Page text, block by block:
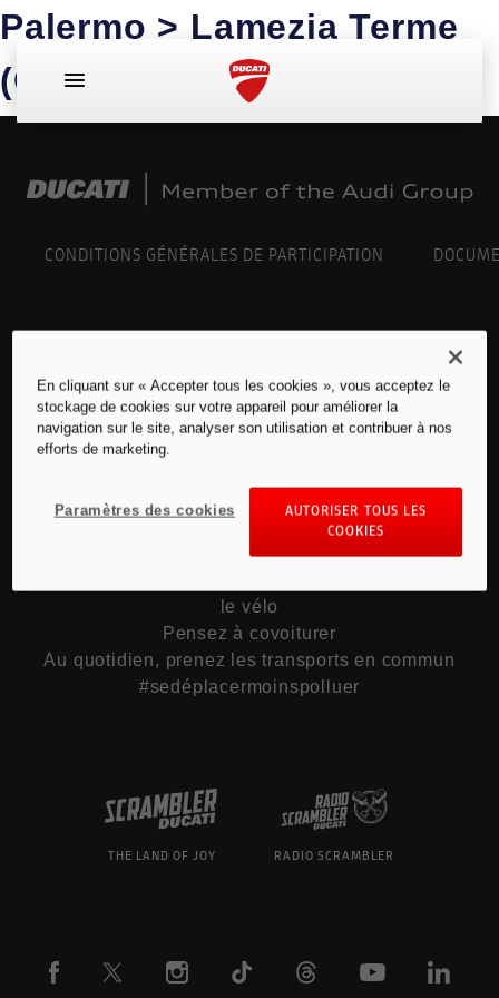
Palermo > Lamezia Terme
(CT)
CONDITIONS GÉNÉRALES DE PARTICIPATION
Copyright © 2024 Ducati Motor Holding S.P.A –
141/5000 Une société à actionnaire unique –
une société soumise aux activités de gestion et
de coordination de AUDI AG.
Tous les droits sont réservés. TVA 05113870967
Mentions légales pour la France
le vélo
Pensez à covoiturer
Au quotidien, prenez les transports en commun
#sedéplacermoinspolluer
THE LAND OF JOY RADIO SCRAMBLER
En cliquant sur « Accepter tous les cookies », vous acceptez le
stockage de cookies sur votre appareil pour améliorer la
navigation sur le site, analyser son utilisation et contribuer à nos
efforts de marketing.
AUTORISER TOUS LES
COOKIES
Paramètres des cookies